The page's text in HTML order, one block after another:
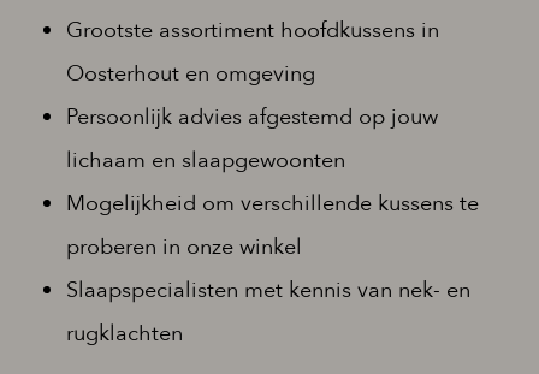
Grootste assortiment hoofdkussens in
Oosterhout en omgeving
Persoonlijk advies afgestemd op jouw
lichaam en slaapgewoonten
Mogelijkheid om verschillende kussens te
proberen in onze winkel
Slaapspecialisten met kennis van nek- en
rugklachten